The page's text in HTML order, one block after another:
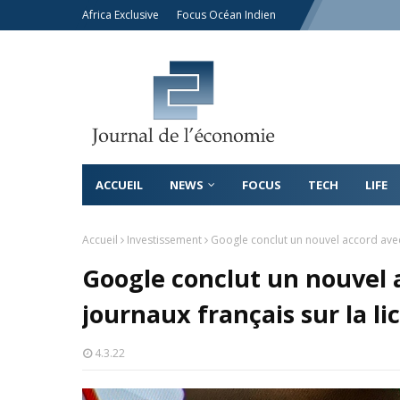
Africa Exclusive Focus Océan Indien
ACCUEIL NEWS FOCUS TECH LIFE
Accueil Investissement Google conclut un nouvel accord
Google conclut un nouvel
journaux français sur la
4.3.22